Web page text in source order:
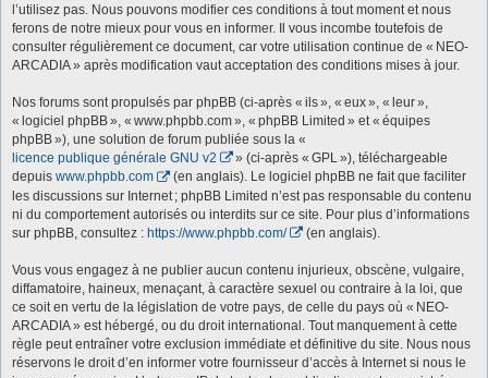
l’utilisez pas. Nous pouvons modifier ces conditions à tout moment et nous
ferons de notre mieux pour vous en informer. Il vous incombe toutefois de
consulter régulièrement ce document, car votre utilisation continue de « NEO-
ARCADIA » après modification vaut acceptation des conditions mises à jour.
Nos forums sont propulsés par phpBB (ci-après « ils », « eux », « leur »,
« logiciel phpBB », « www.phpbb.com », « phpBB Limited » et « équipes
phpBB »), une solution de forum publiée sous la «
licence publique générale GNU v2
» (ci-après « GPL »), téléchargeable
depuis www.phpbb.com
(en anglais). Le logiciel phpBB ne fait que faciliter
les discussions sur Internet ; phpBB Limited n’est pas responsable du contenu
ni du comportement autorisés ou interdits sur ce site. Pour plus d’informations
sur phpBB, consultez : https://www.phpbb.com/ (en anglais).
Vous vous engagez à ne publier aucun contenu injurieux, obscène, vulgaire,
diffamatoire, haineux, menaçant, à caractère sexuel ou contraire à la loi, que
ce soit en vertu de la législation de votre pays, de celle du pays où « NEO-
ARCADIA » est hébergé, ou du droit international. Tout manquement à cette
règle peut entraîner votre exclusion immédiate et définitive du site. Nous nous
réservons le droit d’en informer votre fournisseur d’accès à Internet si nous le